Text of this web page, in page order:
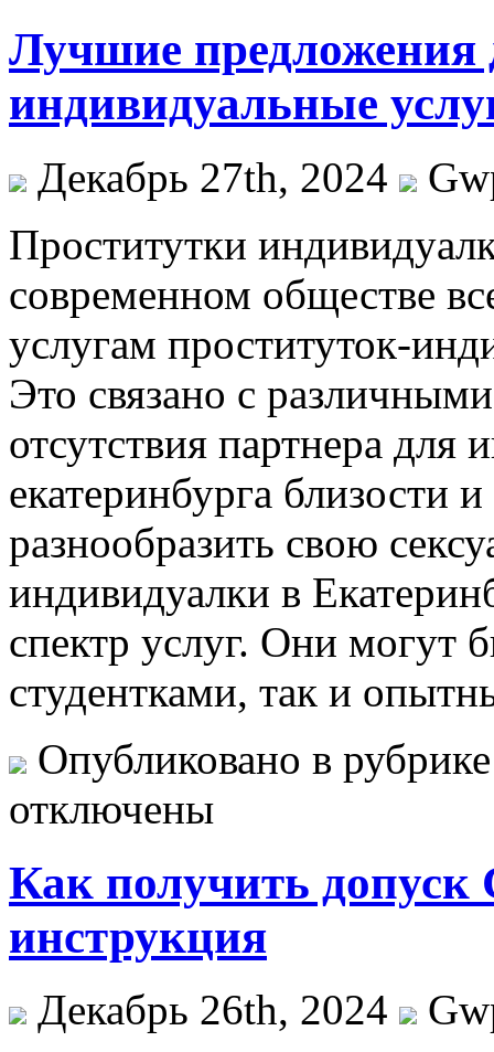
Лучшие предложения
индивидуальные
Декабрь 27th, 2024
Прoститутки
современном обществе
услугам проституток-
Это связано с
отсутствия партнера для
екатеринбурга близости
разнообразить свою
индивидуалки в
спектр услуг. Они могут
студентками, так и
Опубликовано в
отключены
Как получить допуск
инструкция
Декабрь 26th, 2024